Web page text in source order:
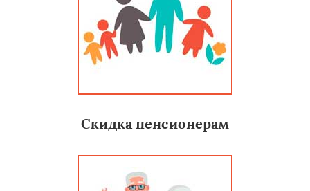
Скидка пенсионерам